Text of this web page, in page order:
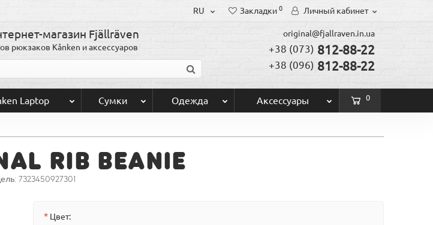
RU Закладки 0 Личный кабинет
магазин Fjällräven
рюкзаков Kånken и аксессуаров
original@fjallraven.in.ua
+38 (073) 812-88-22
+38 (096) 812-88-22
Laptop Сумки Одежда Аксессуары 0
Rib Beanie
7323450927301
Цвет: